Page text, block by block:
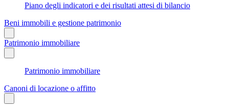
Piano degli indicatori e dei risultati attesi di bilancio
Beni immobili e gestione patrimonio
Patrimonio immobiliare
Patrimonio immobiliare
Canoni di locazione o affitto